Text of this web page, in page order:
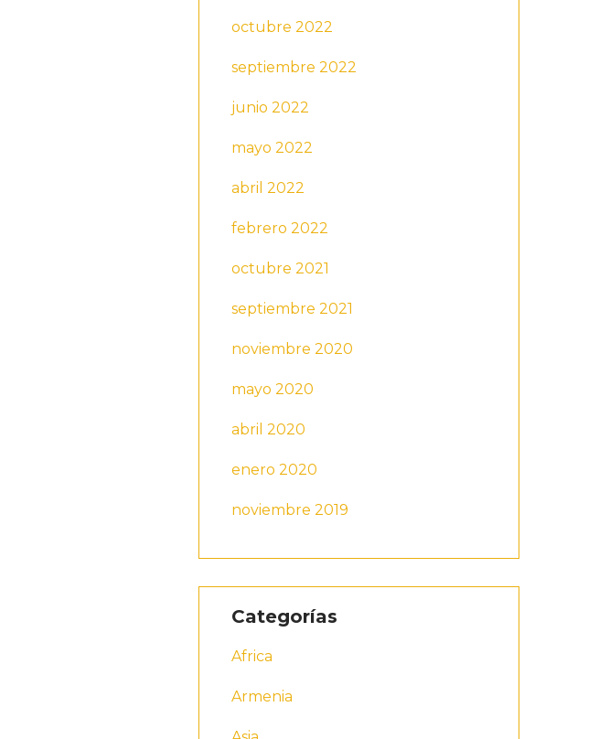
octubre 2022
septiembre 2022
junio 2022
mayo 2022
abril 2022
febrero 2022
octubre 2021
septiembre 2021
noviembre 2020
mayo 2020
abril 2020
enero 2020
noviembre 2019
Categorías
Africa
Armenia